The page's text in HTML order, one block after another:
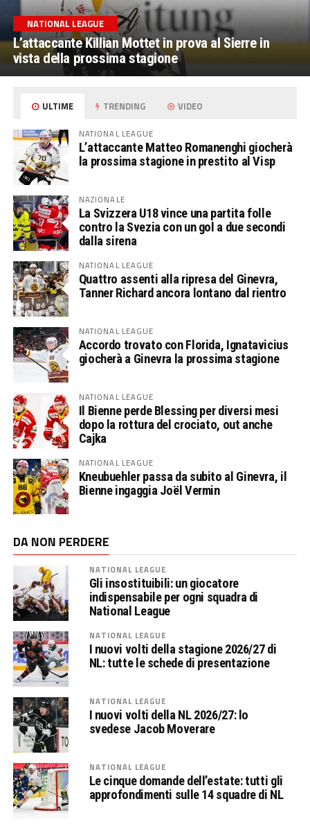
NATIONAL LEAGUE
L’attaccante Killian Mottet in prova al Sierre in
vista della prossima stagione
ULTIME TRENDING VIDEO
NATIONAL LEAGUE
L’attaccante Matteo Romanenghi giocherà
la prossima stagione in prestito al Visp
NAZIONALE
La Svizzera U18 vince una partita folle
contro la Svezia con un gol a due secondi
dalla sirena
NATIONAL LEAGUE
Quattro assenti alla ripresa del Ginevra,
Tanner Richard ancora lontano dal rientro
NATIONAL LEAGUE
Accordo trovato con Florida, Ignatavicius
giocherà a Ginevra la prossima stagione
NATIONAL LEAGUE
Il Bienne perde Blessing per diversi mesi
dopo la rottura del crociato, out anche
Cajka
NATIONAL LEAGUE
Kneubuehler passa da subito al Ginevra, il
Bienne ingaggia Joël Vermin
DA NON PERDERE
NATIONAL LEAGUE
Gli insostituibili: un giocatore
indispensabile per ogni squadra di
National League
NATIONAL LEAGUE
I nuovi volti della stagione 2026/27 di
NL: tutte le schede di presentazione
NATIONAL LEAGUE
I nuovi volti della NL 2026/27: lo
svedese Jacob Moverare
NATIONAL LEAGUE
Le cinque domande dell’estate: tutti gli
approfondimenti sulle 14 squadre di NL